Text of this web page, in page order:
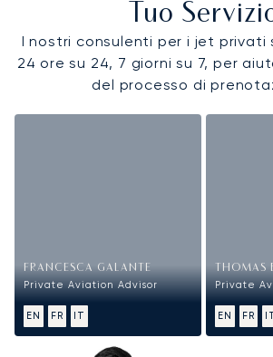
Tuo
I nostri consulenti per i jet privati
24 ore su 24, 7 giorni su 7, per
del processo di
FRANCESCA GALANTE
Private Aviation Advisor
EN FR IT
THOMAS
Private
EN FR